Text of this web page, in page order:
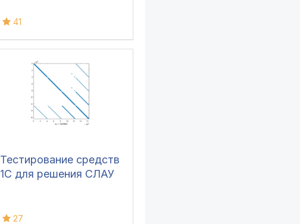
41
Тестирование средств
1С для решения СЛАУ
27